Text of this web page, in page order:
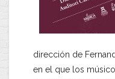
dirección de
en el que los